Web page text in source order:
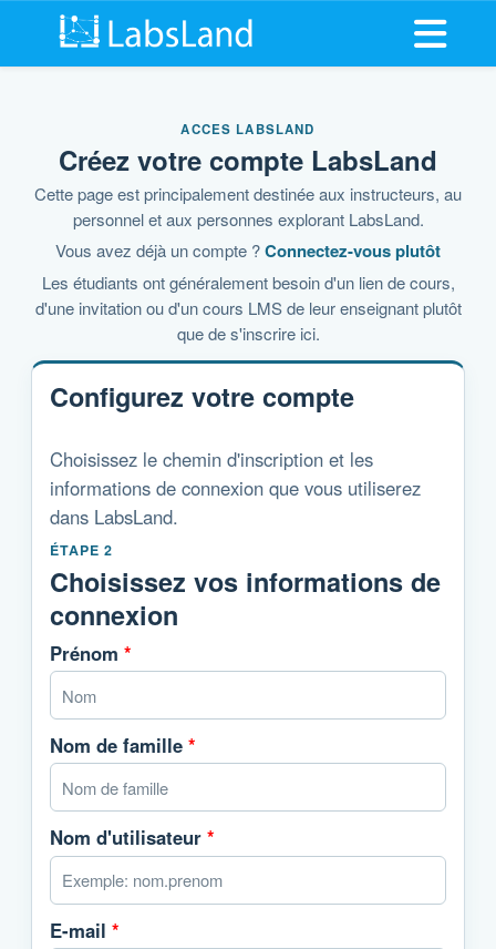
Ouvrir le
ACCES LABSLAND
Créez votre compte LabsLand
Cette page est principalement destinée aux instructeurs, au
personnel et aux personnes explorant LabsLand.
Vous avez déjà un compte ?Connectez-vous plutôt
Les étudiants ont généralement besoin d'un lien de cours,
d'une invitation ou d'un cours LMS de leur enseignant plutôt
que de s'inscrire ici.
Configurez votre compte
Choisissez le chemin d'inscription et les
informations de connexion que vous utiliserez
dans LabsLand.
ÉTAPE 2
Choisissez vos informations de
connexion
Prénom *
Nom de famille *
Nom d'utilisateur *
E-mail *